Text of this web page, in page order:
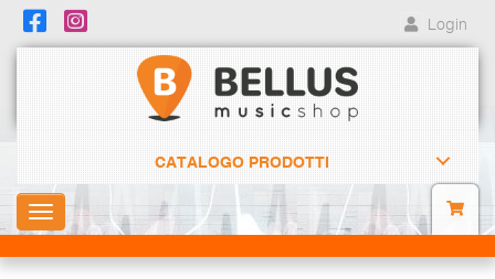
Login
CATALOGO PRODOTTI
Toggle
navigation